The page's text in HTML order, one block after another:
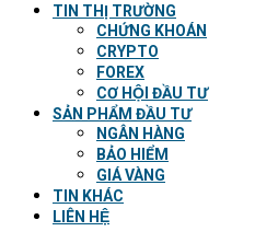
TIN THỊ TRƯỜNG
CHỨNG KHOÁN
CRYPTO
FOREX
CƠ HỘI ĐẦU TƯ
SẢN PHẨM ĐẦU TƯ
NGÂN HÀNG
BẢO HIỂM
GIÁ VÀNG
TIN KHÁC
LIÊN HỆ